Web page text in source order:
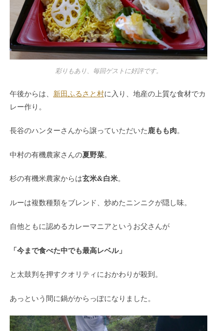
彩りもあり、毎回ゲストに好評です。
午後からは、 新田ふるさと村に入り、地産の上質な食材でカ
レー作り。
長谷のハンターさんから譲っていただいた鹿もも肉。
中村の有機農家さんの夏野菜。
杉の有機米農家からは玄米&白米。
ルーは複数種類をブレンド、炒めたニンニクが隠し味。
自他ともに認めるカレーマニアというお父さんが
「今まで食べた中でも最高レベル」
と太鼓判を押すクオリティにおかわりが殺到。
あっという間に鍋がからっぽになりました。